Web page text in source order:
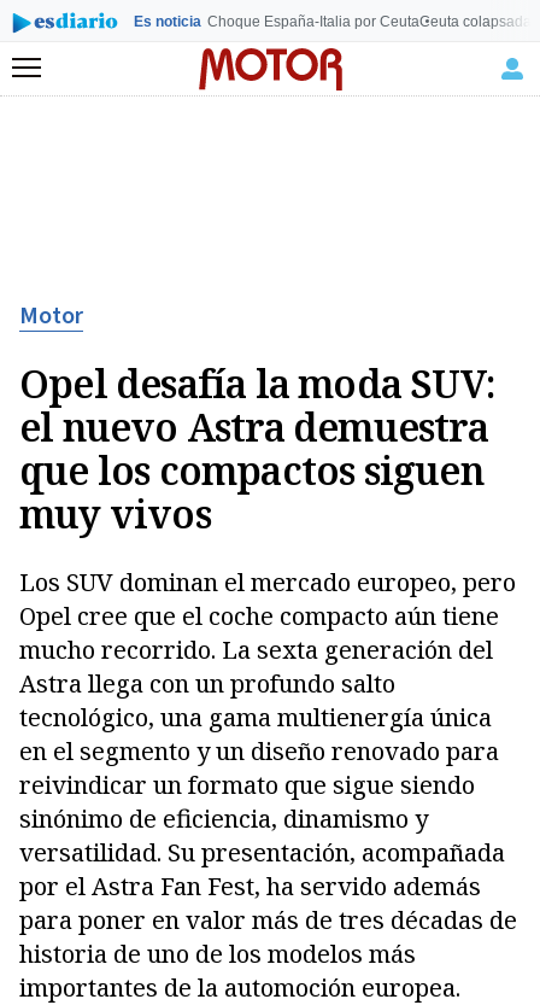
Es noticia Choque España-Italia por CeutaCeuta colapsada
Menú
Motor
Opel desafía la moda SUV:
el nuevo Astra demuestra
que los compactos siguen
muy vivos
Los SUV dominan el mercado europeo, pero
Opel cree que el coche compacto aún tiene
mucho recorrido. La sexta generación del
Astra llega con un profundo salto
tecnológico, una gama multienergía única
en el segmento y un diseño renovado para
reivindicar un formato que sigue siendo
sinónimo de eficiencia, dinamismo y
versatilidad. Su presentación, acompañada
por el Astra Fan Fest, ha servido además
para poner en valor más de tres décadas de
historia de uno de los modelos más
importantes de la automoción europea.